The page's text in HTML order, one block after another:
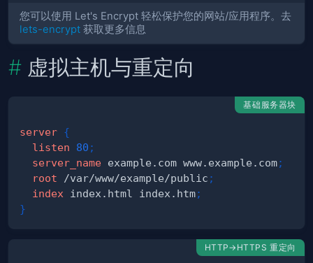
您可以使用 Let's Encrypt 轻松保护您的网站/应用程序。去
lets-encrypt 获取更多信息
虚拟主机与重定向
基础服务器块
server {
listen
80 ;
server_name example.com www.example.com;
root /var/www/example/public ;
index index.html index.htm;
}
HTTP→HTTPS 重定向